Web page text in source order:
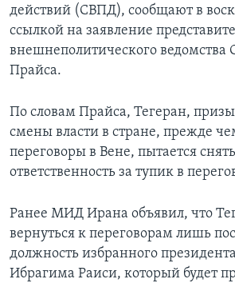
действий (СВПД), сообщают в
ссылкой на заявление
внешнеполитического
Прайса.
По словам Прайса, Тегеран,
смены власти в стране, прежде
переговоры в Вене, пытается
ответственность за тупик в
Ранее МИД Ирана объявил, что
вернуться к переговорам лишь
должность избранного
Ибрагима Раиси, который будет